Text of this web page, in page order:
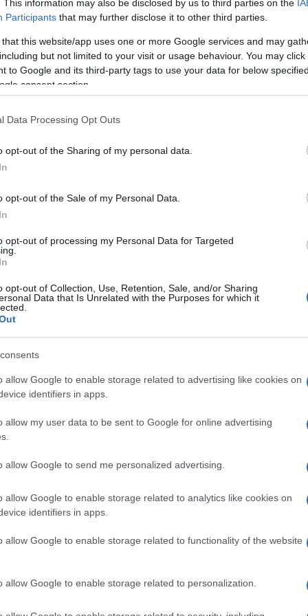
This information may also be disclosed by us to third parties on the
Participants that may further disclose it to other third parties.
that this website/app uses one or more Google services and may
but not limited to your visit or usage behaviour. You may
to Google and its third-party tags to use your data for below
consent section.
Data Processing Opt Outs
opt-out of the Sharing of my personal data.
opt-out of the Sale of my Personal Data.
opt-out of processing my Personal Data for Targeted
opt-out of Collection, Use, Retention, Sale, and/or Sharing
Data that Is Unrelated with the Purposes for which it
allow Google to enable storage related to advertising like cookies on
identifiers in apps.
allow my user data to be sent to Google for online advertising
allow Google to send me personalized advertising.
allow Google to enable storage related to analytics like cookies on
identifiers in apps.
allow Google to enable storage related to functionality of the website
allow Google to enable storage related to personalization.
Κοζάνης την
Γλέντι του Καλοκαιριού στην
συναντά την Κρήτη!
υποδέχεται φέτος το καλοκαίρι το